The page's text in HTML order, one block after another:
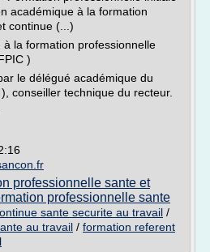
académique à la formation
continue (...)
la formation professionnelle
)
le délégué académique du
conseiller technique du recteur.
professionnelle sante et
professionnelle sante
sante securite au travail /
au travail / formation referent